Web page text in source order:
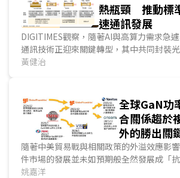
熱瓶頸 推動標
速通訊發展
DIGITIMES觀察，隨著AI與高算力需求急
通訊技術正迎來關鍵轉型，其中共同封裝
部雷射光源(ELS)為主軸的發展趨勢已日益
黃健治
全球GaN功
合關係趨
外的勝出關
力
隨著中美貿易戰與相關政策的外溢效應影
件市場的發展並未如預期般全然發展成「
大陣營。DIGITIMES觀察，究其原因，中
姚嘉洋